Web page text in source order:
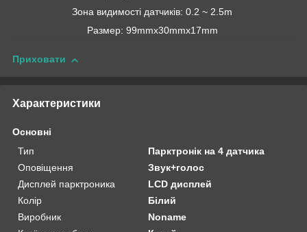
Зона видимості датчиків: 0.2 ~ 2.5m
Размер: 99mmx30mmx17mm
Приховати
Характеристики
Основні
Тип
Парктронік на 4 датчика
Оповіщення
Звук+голос
Дисплей парктроника
LCD дисплей
Колір
Білий
Виробник
Noname